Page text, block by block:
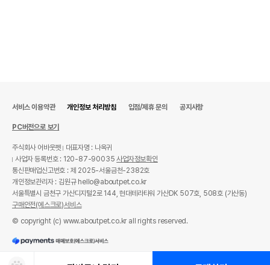
서비스 이용약관 개인정보 처리방침 입점/제휴 문의 공지사항
PC버전으로 보기
주식회사 어바웃펫
대표자명 : 나옥귀
사업자 등록번호 : 120-87-90035사업자정보확인
통신판매업신고번호 : 제 2025-서울금천-2382호
개인정보관리자 : 김원규 hello@aboutpet.co.kr
서울특별시 금천구 가산디지털2로 144, 현대테라타워 가산DK 507호, 508호 (가산동)
구매안전(에스크로)서비스
© copyright (c) www.aboutpet.co.kr all rights reserved.